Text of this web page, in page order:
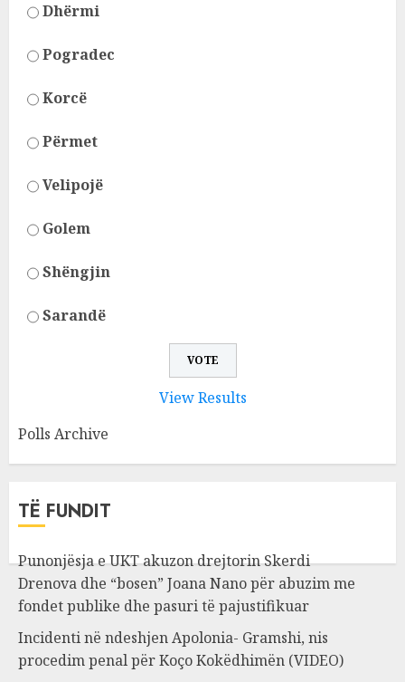
Dhërmi
Pogradec
Korcë
Përmet
Velipojë
Golem
Shëngjin
Sarandë
View Results
Polls Archive
TË FUNDIT
Punonjësja e UKT akuzon drejtorin Skerdi
Drenova dhe “bosen” Joana Nano për abuzim me
fondet publike dhe pasuri të pajustifikuar
Incidenti në ndeshjen Apolonia- Gramshi, nis
procedim penal për Koço Kokëdhimën (VIDEO)